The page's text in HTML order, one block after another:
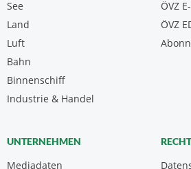
See
Land
Luft
Bahn
Binnenschiff
Industrie & Handel
ÖVZ
ÖVZ
UNTERNEHMEN
Mediadaten